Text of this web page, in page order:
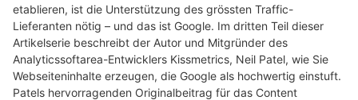
etablieren, ist die Unterstützung des grössten Traffic-
Lieferanten nötig – und das ist Google. Im dritten Teil dieser
Artikelserie beschreibt der Autor und Mitgründer des
Analyticssoftarea-Entwicklers Kissmetrics, Neil Patel, wie Sie
Webseiteninhalte erzeugen, die Google als hochwertig einstuft.
Patels hervorragenden Originalbeitrag für das Content